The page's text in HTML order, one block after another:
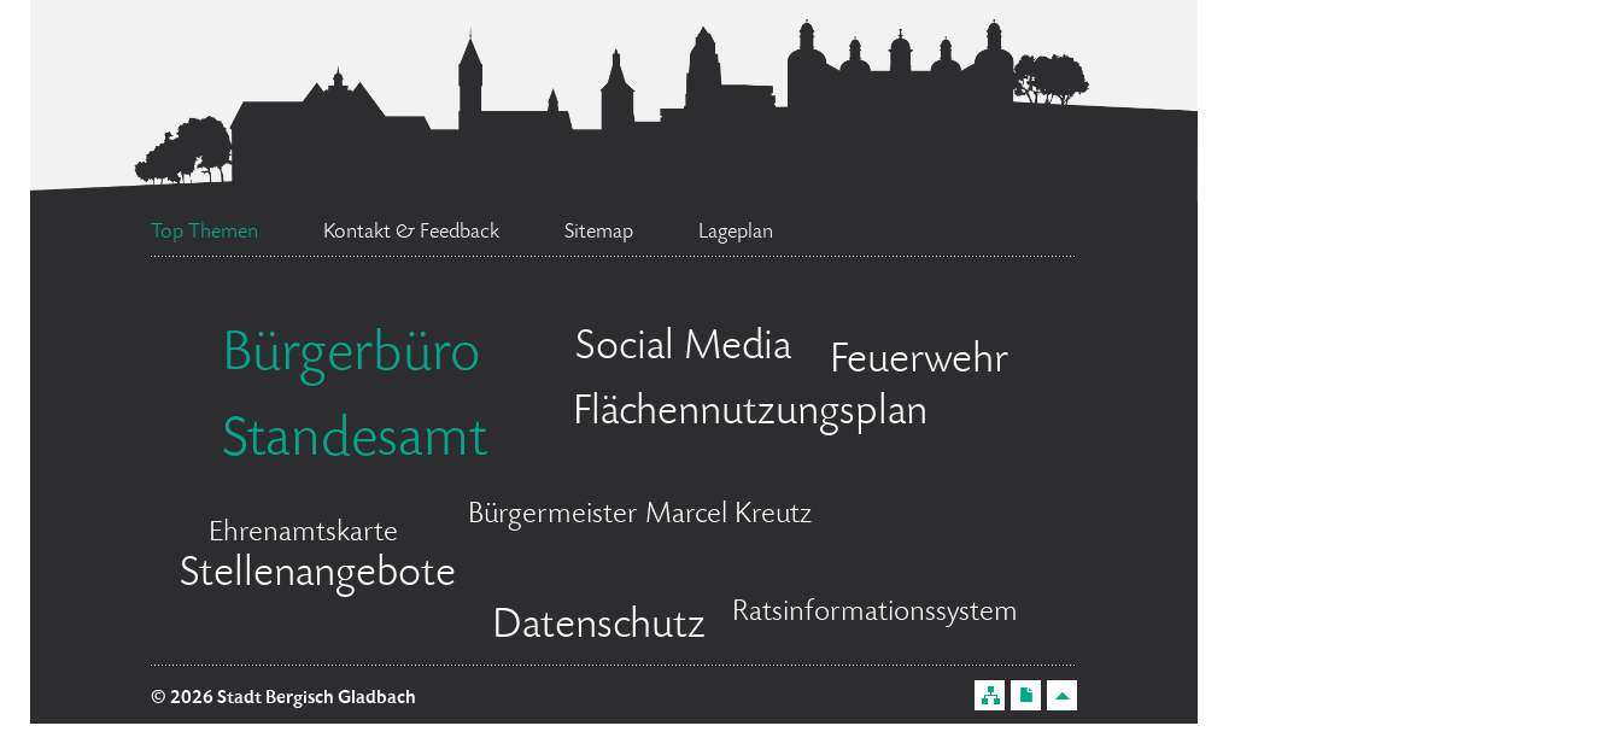
Top Themen Kontakt & Feedback Sitemap Lageplan
Bürgerbüro Social Media Feuerwehr
Standesamt Flächennutzungsplan
Ehrenamtskarte
Bürgermeister Marcel Kreutz
Stellenangebote
Datenschutz
Ratsinformationssystem
© 2026 Stadt Bergisch Gladbach